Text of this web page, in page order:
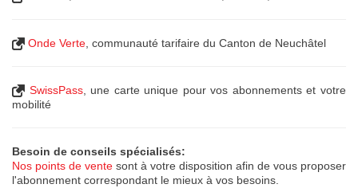
Onde Verte , communauté tarifaire du Canton de Neuchâtel
SwissPass, une carte unique pour vos abonnements et votre
mobilité
Besoin de conseils spécialisés:
Nos points de vente sont à votre disposition afin de vous proposer
l'abonnement correspondant le mieux à vos besoins.